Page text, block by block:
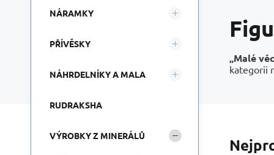
„Malé
kategorii
NÁRAMKY
PŘÍVĚSKY
NÁHRDELNÍKY A MALA
RUDRAKSHA
VÝROBKY Z MINERÁLŮ